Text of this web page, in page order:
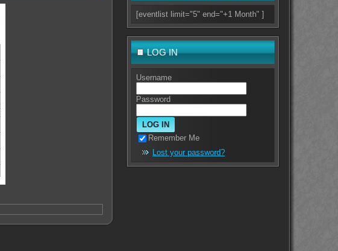
[eventlist limit="5" end="+1 Month" ]
LOG IN
Username
Password
Remember Me
Lost your password?